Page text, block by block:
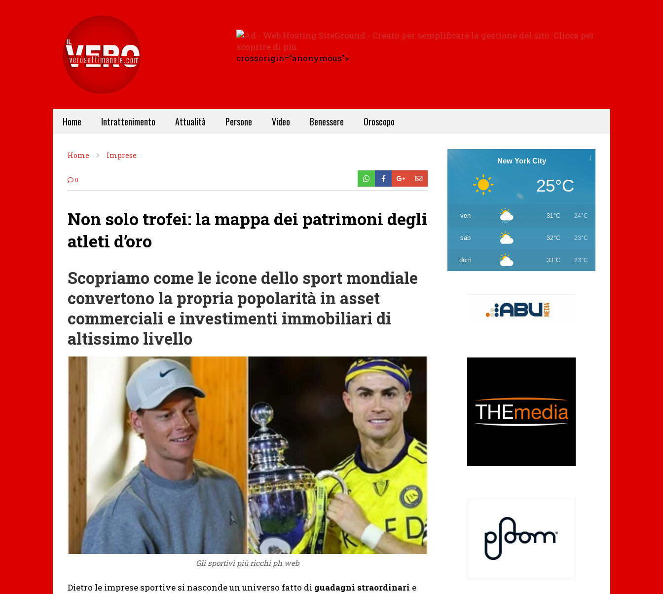
crossorigin="anonymous">
Home Intrattenimento Attualità Persone Video Benessere Oroscopo
Home Imprese
0
Non solo trofei: la mappa dei patrimoni degli
atleti d’oro
Scopriamo come le icone dello sport mondiale
convertono la propria popolarità in asset
commerciali e investimenti immobiliari di
altissimo livello
Gli sportivi più ricchi ph web
Dietro le imprese sportive si nasconde un universo fatto di guadagni straordinari e
New York City
25°C
ven 31°C 24°C
sab 32°C 23°C
dom 33°C 23°C